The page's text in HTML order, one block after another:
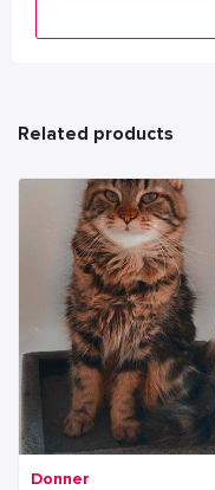
Related products
Donner